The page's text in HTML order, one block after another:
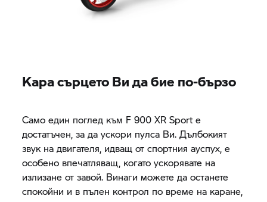
Кара сърцето Ви да бие по-бързо
Само един поглед към F 900 XR Sport е
достатъчен, за да ускори пулса Ви. Дълбокият
звук на двигателя, идващ от спортния ауспух, е
особено впечатляващ, когато ускорявате на
излизане от завой. Винаги можете да останете
спокойни и в пълен контрол по време на каране,